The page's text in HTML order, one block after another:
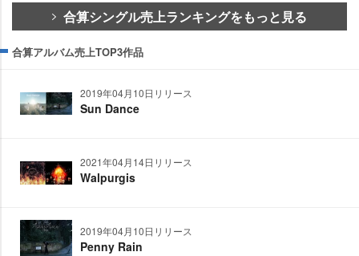
合算シングル売上ランキングをもっと見る
合算アルバム売上TOP3作品
2019年04月10日リリース
Sun Dance
2021年04月14日リリース
Walpurgis
2019年04月10日リリース
Penny Rain